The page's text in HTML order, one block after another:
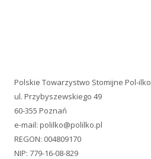
Polskie Towarzystwo Stomijne Pol-ilko
ul. Przybyszewskiego 49
60-355 Poznań
e-mail: polilko@polilko.pl
REGON: 004809170
NIP: 779-16-08-829